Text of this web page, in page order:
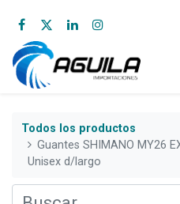
Todos los productos
Guantes SHIMANO MY26
Unisex d/largo